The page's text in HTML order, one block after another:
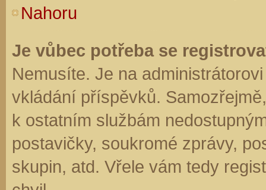
Nahoru
Je vůbec potřeba se
Nemusíte. Je na
vkládání příspěvků.
k ostatním službám
postavičky, soukromé zprávy,
skupin, atd. Vřele vám tedy